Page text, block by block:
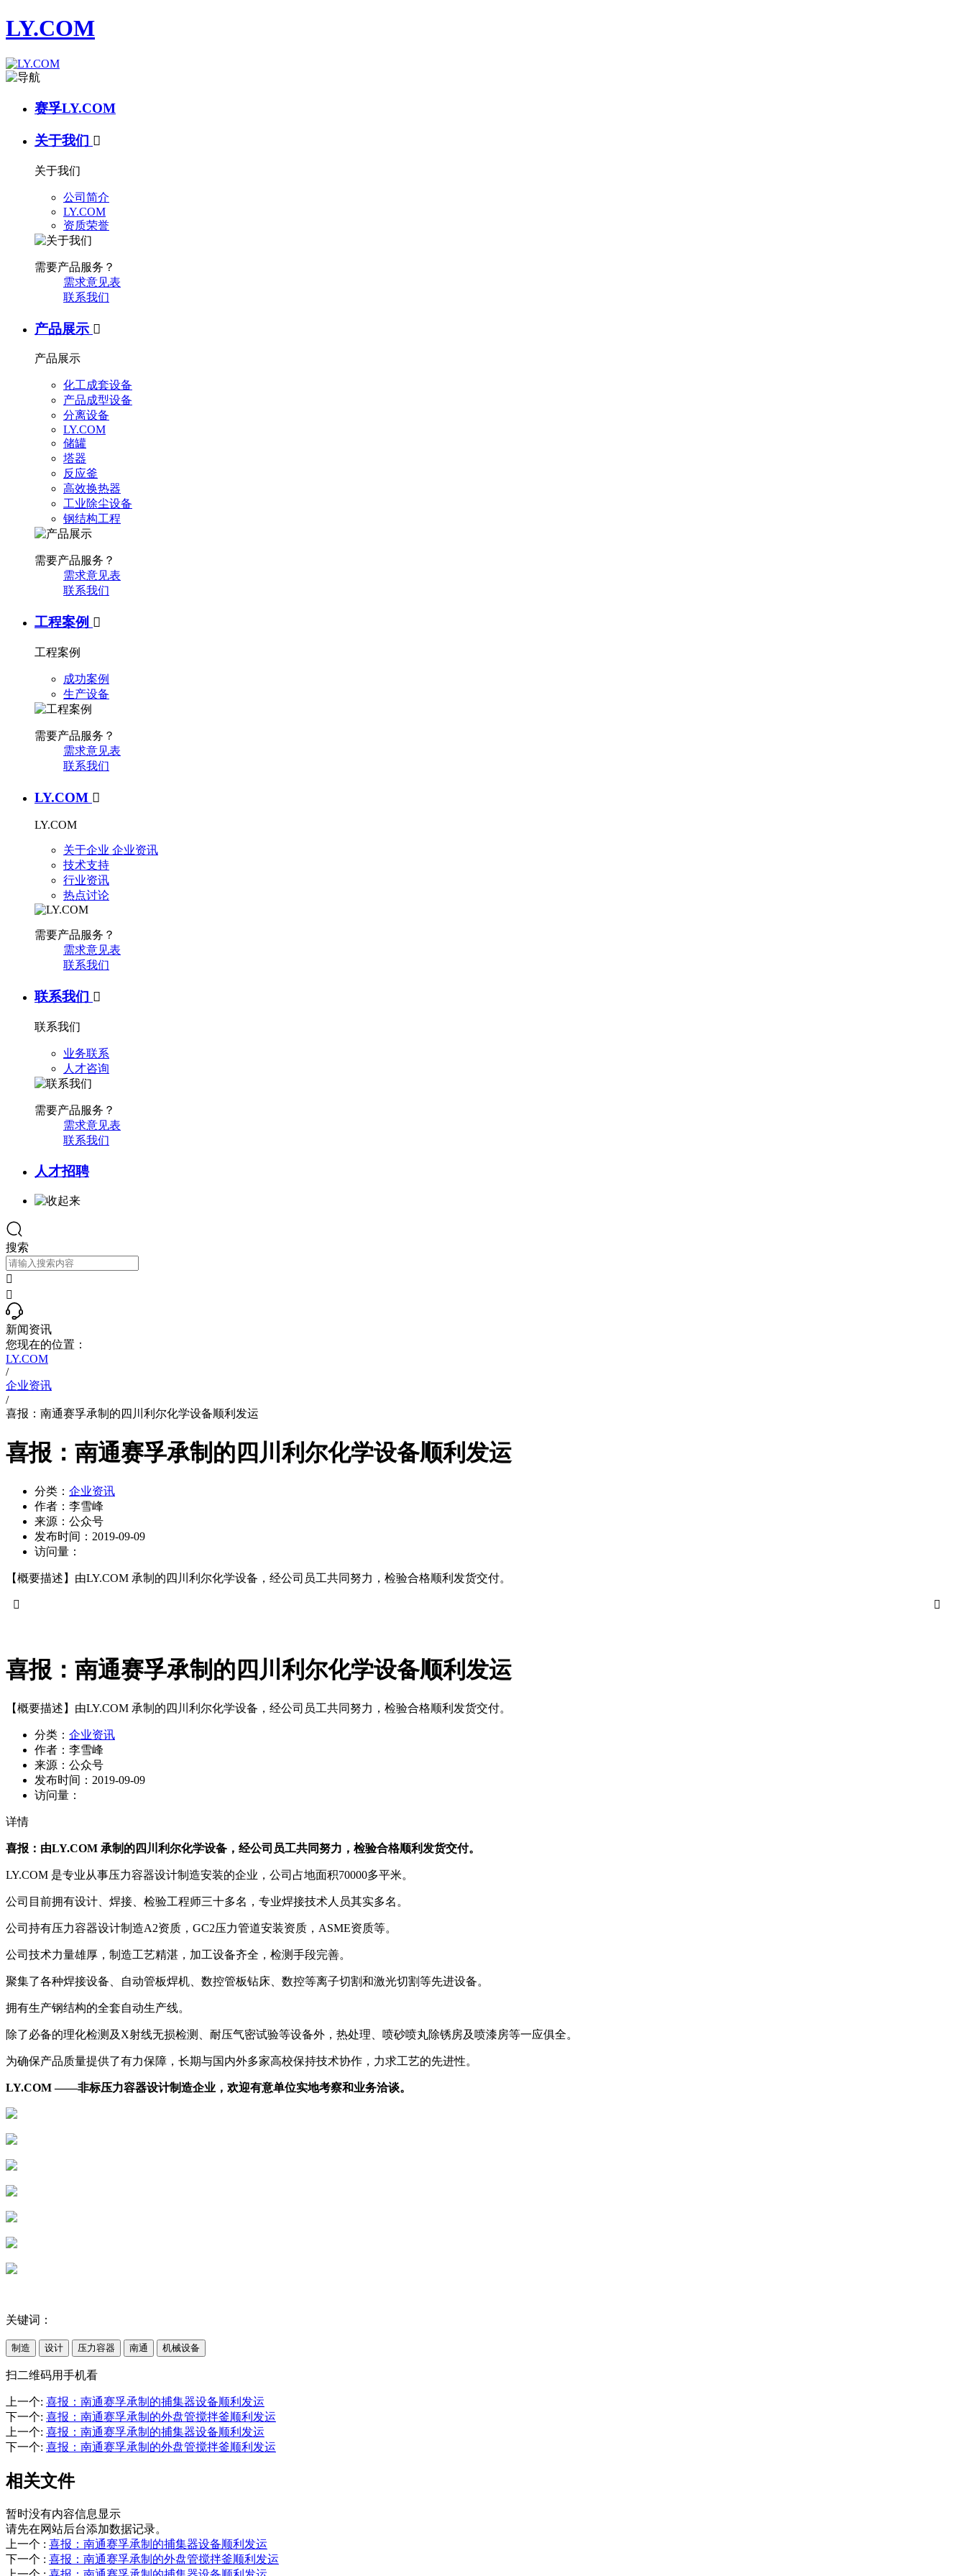
LY.COM
赛孚LY.COM
关于我们 
关于我们
公司简介
LY.COM
资质荣誉
需要产品服务？
需求意见表
联系我们
产品展示 
产品展示
化工成套设备
产品成型设备
分离设备
LY.COM
储罐
塔器
反应釜
高效换热器
工业除尘设备
钢结构工程
需要产品服务？
需求意见表
联系我们
工程案例 
工程案例
成功案例
生产设备
需要产品服务？
需求意见表
联系我们
LY.COM 
LY.COM
关于企业 企业资讯
技术支持
行业资讯
热点讨论
需要产品服务？
需求意见表
联系我们
联系我们 
联系我们
业务联系
人才咨询
需要产品服务？
需求意见表
联系我们
人才招聘
搜索


新闻资讯
您现在的位置：
LY.COM
/
企业资讯
/
喜报：南通赛孚承制的四川利尔化学设备顺利发运
喜报：南通赛孚承制的四川利尔化学设备顺利发运
分类： 企业资讯
作者： 李雪峰
来源： 公众号
发布时间： 2019-09-09
访问量：
【概要描述】 由LY.COM 承制的四川利尔化学设备，经公司员工共同努力，检验合格顺利发货交付。


喜报：南通赛孚承制的四川利尔化学设备顺利发运
【概要描述】 由LY.COM 承制的四川利尔化学设备，经公司员工共同努力，检验合格顺利发货交付。
分类： 企业资讯
作者： 李雪峰
来源： 公众号
发布时间： 2019-09-09
访问量：
详情
喜报：由LY.COM 承制的四川利尔化学设备，经公司员工共同努力，检验合格顺利发货交付。
LY.COM 是专业从事压力容器设计制造安装的企业，公司占地面积70000多平米。
公司目前拥有设计、焊接、检验工程师三十多名，专业焊接技术人员其实多名。
公司持有压力容器设计制造A2资质，GC2压力管道安装资质，ASME资质等。
公司技术力量雄厚，制造工艺精湛，加工设备齐全，检测手段完善。
聚集了各种焊接设备、自动管板焊机、数控管板钻床、数控等离子切割和激光切割等先进设备。
拥有生产钢结构的全套自动生产线。
除了必备的理化检测及X射线无损检测、耐压气密试验等设备外，热处理、喷砂喷丸除锈房及喷漆房等一应俱全。
为确保产品质量提供了有力保障，长期与国内外多家高校保持技术协作，力求工艺的先进性。
LY.COM ——非标压力容器设计制造企业，欢迎有意单位实地考察和业务洽谈。
关键词：
制造 设计 压力容器 南通 机械设备
扫二维码用手机看
上一个: 喜报：南通赛孚承制的捕集器设备顺利发运
下一个: 喜报：南通赛孚承制的外盘管搅拌釜顺利发运
上一个: 喜报：南通赛孚承制的捕集器设备顺利发运
下一个: 喜报：南通赛孚承制的外盘管搅拌釜顺利发运
相关文件
暂时没有内容信息显示
请先在网站后台添加数据记录。
上一个 : 喜报：南通赛孚承制的捕集器设备顺利发运
下一个 : 喜报：南通赛孚承制的外盘管搅拌釜顺利发运